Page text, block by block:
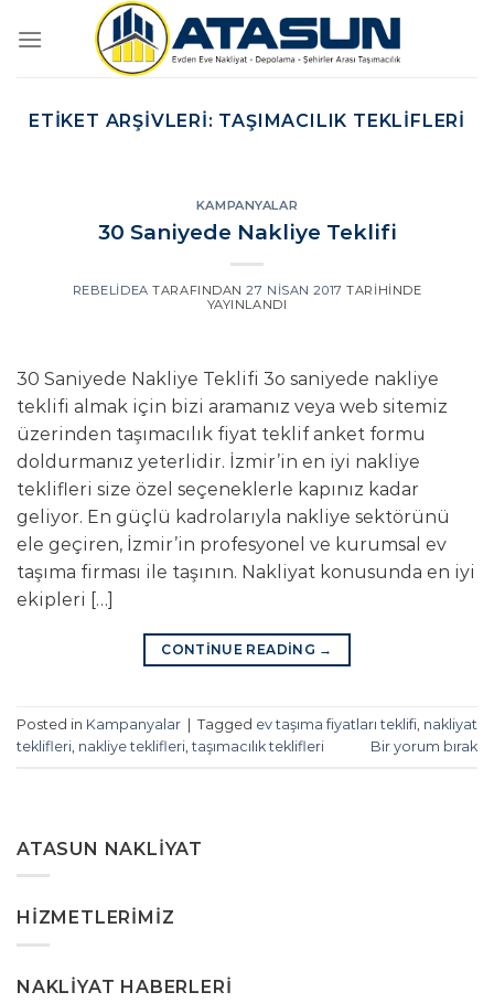
atla
ETIKET ARŞIVLERI: TAŞIMACILIK TEKLIFLERI
KAMPANYALAR
30 Saniyede Nakliye Teklifi
REBELIDEA TARAFINDAN 27 NISAN 2017 TARIHINDE
YAYINLANDI
30 Saniyede Nakliye Teklifi 3o saniyede nakliye
teklifi almak için bizi aramanız veya web sitemiz
üzerinden taşımacılık fiyat teklif anket formu
doldurmanız yeterlidir. İzmir’in en iyi nakliye
teklifleri size özel seçeneklerle kapınız kadar
geliyor. En güçlü kadrolarıyla nakliye sektörünü
ele geçiren, İzmir’in profesyonel ve kurumsal ev
taşıma firması ile taşının. Nakliyat konusunda en iyi
ekipleri […]
CONTINUE READING →
Posted in Kampanyalar Tagged ev taşıma fiyatları teklifi nakliyat
teklifleri nakliye teklifleri ,taşımacılık teklifleri Bir yorum bırak
ATASUN NAKLIYAT
HIZMETLERIMIZ
NAKLIYAT HABERLERI